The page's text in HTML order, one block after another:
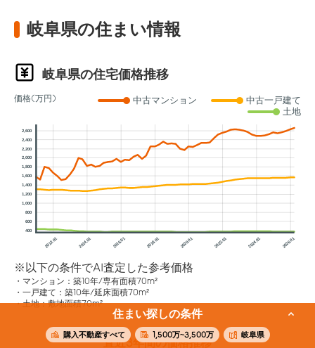
岐阜県の住まい情報
岐阜県の住宅価格推移
価格(万円) 中古マンション
中古一戸建て
土地
2012.01 2014.01 2016.01 2018.01 2020.01 2022.01 2024.01 2026.01
400
600
800
1,000
1,200
1,400
1,600
1,800
2,000
2,200
2,400
2,600
※以下の条件でAI査定した参考価格
マンション：築10年/専有面積70m²
一戸建て：築10年/延床面積70m²
土地：敷地面積70m²
直近3年間の価格推移
住まい探しの条件
購入不動産すべて 1,500万~3,500万 岐阜県